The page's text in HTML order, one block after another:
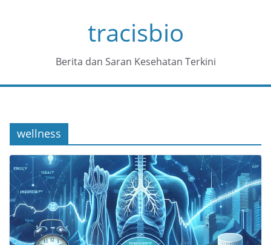
tracisbio
Berita dan Saran Kesehatan Terkini
wellness